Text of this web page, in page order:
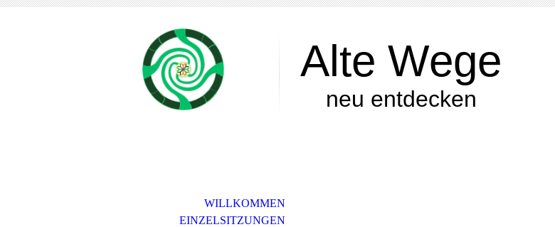
Alte Wege
neu entdecken
WILLKOMMEN
EINZELSITZUNGEN